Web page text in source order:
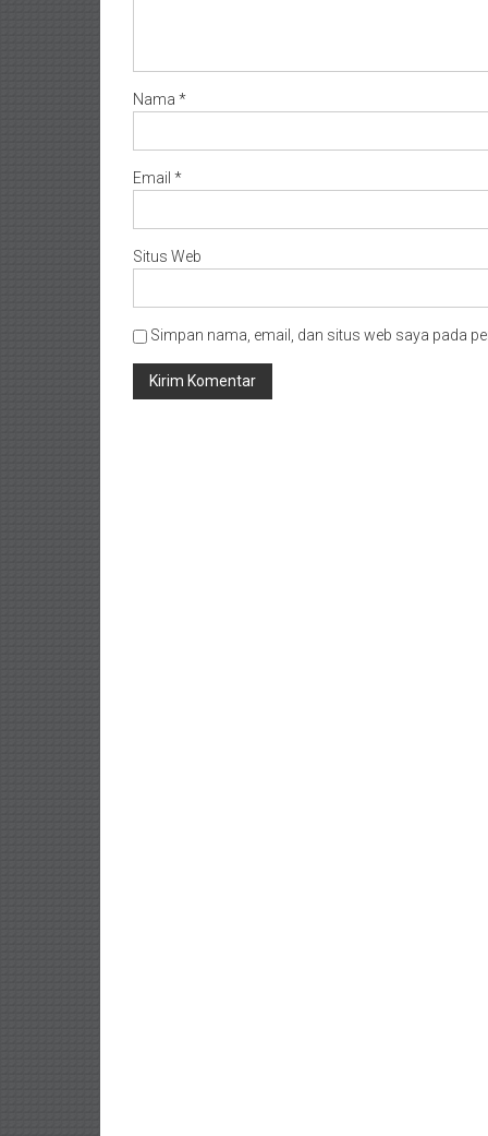
Nama *
Email *
Situs Web
Simpan nama, email, dan situs web saya pada